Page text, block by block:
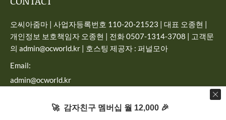
오씨아줌마 | 사업자등록번호 110-20-21523 | 대표 오종현 |
개인정보 보호책임자 오종현 | 전화 0507-1314-3708 | 고객문
의 admin@ocworld.kr | 호스팅 제공자 : 퍼널모아
Email:
admin@ocworld.kr
🚀 감자친구 멤버십 월 12,000 🎉